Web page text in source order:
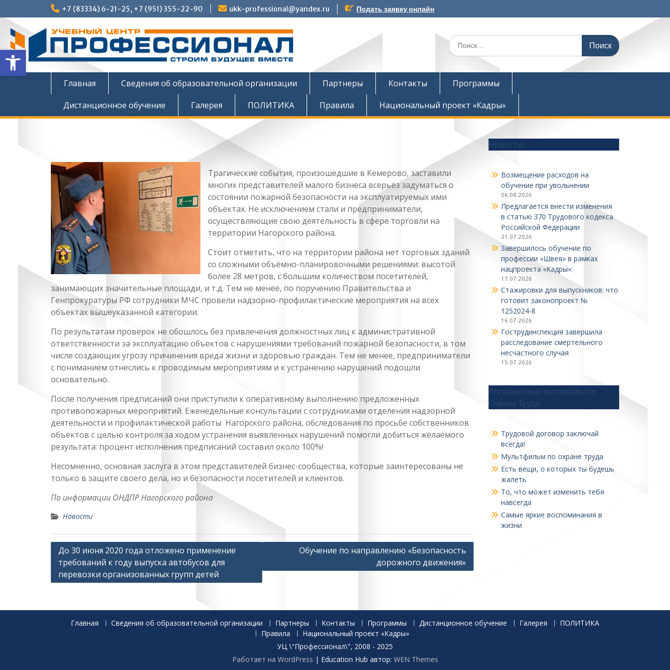
Открыть панель инструментов
к
содержимому
+7 (83334) 6-21-25, +7 (951) 355-22-90 ukk-professional@yandex.ru Подать заявку онлайн
Поиск
по:
Главная Сведения об образовательной организации Партнеры Контакты
Программы
Дистанционное обучение
Галерея ПОЛИТИКА Правила Национальный проект «Кадры»
Трагические события, произошедшие в Кемерово, заставили
многих представителей малого бизнеса всерьёз задуматься о
состоянии пожарной безопасности на эксплуатируемых ими
объектах. Не исключением стали и предприниматели,
осуществляющие свою деятельность в сфере торговли на
территории Нагорского района.
Стоит отметить, что на территории района нет торговых зданий
со сложными объёмно-планировочными решениями: высотой
более 28 метров, с большим количеством посетителей,
занимающих значительные площади, и т.д. Тем не менее, по поручению Правительства и
Генпрокуратуры РФ сотрудники МЧС провели надзорно-профилактические мероприятия на всех
объектах вышеуказанной категории.
По результатам проверок не обошлось без привлечения должностных лиц к административной
ответственности за эксплуатацию объектов с нарушениями требований пожарной безопасности, в том
числе создающих угрозу причинения вреда жизни и здоровью граждан. Тем не менее, предприниматели
с пониманием отнеслись к проводимым мероприятиям и к устранению нарушений подошли
основательно.
После получения предписаний они приступили к оперативному выполнению предложенных
противопожарных мероприятий. Еженедельные консультации с сотрудниками отделения надзорной
деятельности и профилактической работы Нагорского района, обследования по просьбе собственников
объектов с целью контроля за ходом устранения выявленных нарушений помогли добиться желаемого
результата: процент исполнения предписаний составил около 100%!
Несомненно, основная заслуга в этом представителей бизнес-сообщества, которые заинтересованы не
только в защите своего дела, но и безопасности посетителей и клиентов.
По информации ОНДПР Нагорского района
Новости
Навигация
по
записям
До 30 июня 2020 года отложено применение
требований к году выпуска автобусов для
перевозки организованных групп детей
Обучение по направлению «Безопасность
дорожного движения»
Новости
Возмещение расходов на
обучение при увольнении
06.08.2026
Предлагается внести изменения
в статью 370 Трудового кодекса
Российской Федерации
21.07.2026
Завершилось обучение по
профессии «Швея» в рамках
нацпроекта «Кадры»:
17.07.2026
Стажировки для выпускников: что
готовит законопроект №
1252024‑8
16.07.2026
Гострудинспекция завершила
расследование смертельного
несчастного случая
15.07.2026
Агитационные материалы по
Охране Труда
Трудовой договор заключай
всегда!
Мультфильм по охране труда
Есть вещи, о которых ты будешь
жалеть
То, что может изменить тебя
навсегда
Самые яркие воспоминания в
жизни
Главная Сведения об образовательной организации Партнеры Контакты Программы Дистанционное обучение Галерея
ПОЛИТИКА
Правила
Национальный проект «Кадры»
УЦ \"Профессионал\", 2008 - 2025
Работает на WordPress | Education Hub автор: WEN Themes